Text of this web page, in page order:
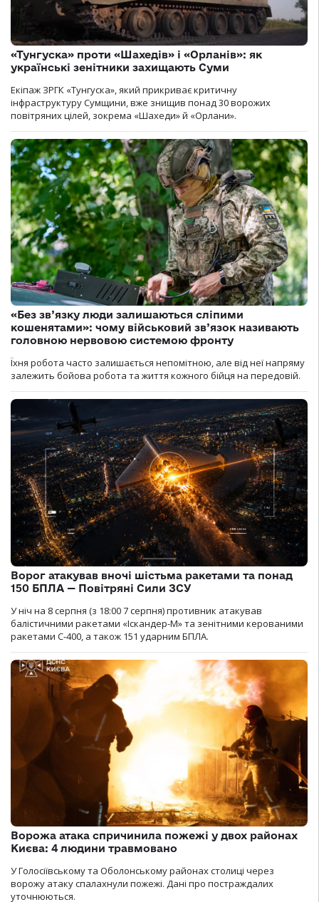
«Тунгуска» проти «Шахедів» і «Орланів»: як
українські зенітники захищають Суми
Екіпаж ЗРГК «Тунгуска», який прикриває критичну
інфраструктуру Сумщини, вже знищив понад 30 ворожих
повітряних цілей, зокрема «Шахеди» й «Орлани».
«Без зв’язку люди залишаються сліпими
кошенятами»: чому військовий зв’язок називають
головною нервовою системою фронту
Їхня робота часто залишається непомітною, але від неї напряму
залежить бойова робота та життя кожного бійця на передовій.
Ворог атакував вночі шістьма ракетами та понад
150 БПЛА — Повітряні Сили ЗСУ
У ніч на 8 серпня (з 18:00 7 серпня) противник атакував
балістичними ракетами «Іскандер-М» та зенітними керованими
ракетами С-400, а також 151 ударним БПЛА.
Ворожа атака спричинила пожежі у двох районах
Києва: 4 людини травмовано
У Голосіївському та Оболонському районах столиці через
ворожу атаку спалахнули пожежі. Дані про постраждалих
уточнюються.